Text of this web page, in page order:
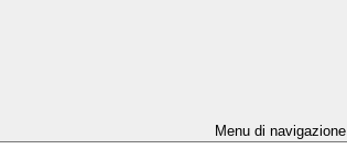
Menu di navigazione